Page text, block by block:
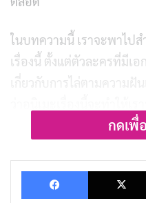
ในบทความนี้ เราจะพาไป
เรื่องนี้ ตั้งแต่ตัวละครที่มีเ
เกี่ยวกับการไล่ตามความ
แต่กลับเต็มไปด้วยค
กดเพื่
Facebook